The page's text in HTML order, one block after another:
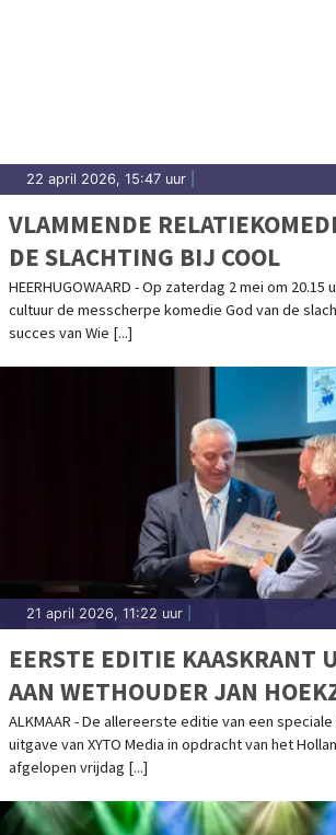
22 april 2026, 15:47 uur
VLAMMENDE
DE SLACHTING BIJ COOL
HEERHUGOWAARD - Op zaterdag 2 mei om 20.15
cultuur de messcherpe komedie God van de
succes van Wie [...]
21 april 2026, 11:22 uur
EERSTE EDITIE KAASKRANT
AAN WETHOUDER JAN
ALKMAAR - De allereerste editie van een
uitgave van XYTO Media in opdracht van het
afgelopen vrijdag [...]